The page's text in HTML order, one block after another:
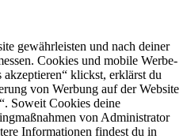
gewährleisten und nach deiner
Cookies und mobile Werbe-
klickst, erklärst du
von Werbung auf der Website
Soweit Cookies deine
von Administrator
Informationen findest du in